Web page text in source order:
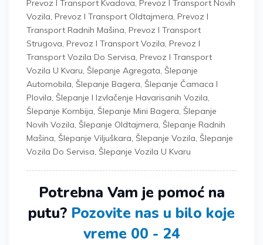
Prevoz I Transport Kvadova, Prevoz I Transport Novih
Vozila, Prevoz I Transport Oldtajmera, Prevoz I
Transport Radnih Mašina, Prevoz I Transport
Strugova, Prevoz I Transport Vozila, Prevoz I
Transport Vozila Do Servisa, Prevoz I Transport
Vozila U Kvaru, Šlepanje Agregata, Šlepanje
Automobila, Šlepanje Bagera, Šlepanje Čamaca I
Plovila, Šlepanje I Izvlačenje Havarisanih Vozila,
Šlepanje Kombija, Šlepanje Mini Bagera, Šlepanje
Novih Vozila, Šlepanje Oldtajmera, Šlepanje Radnih
Mašina, Šlepanje Viljuškara, Šlepanje Vozila, Šlepanje
Vozila Do Servisa, Šlepanje Vozila U Kvaru
Potrebna Vam je pomoć na
putu? Pozovite nas u bilo koje
vreme 00 - 24